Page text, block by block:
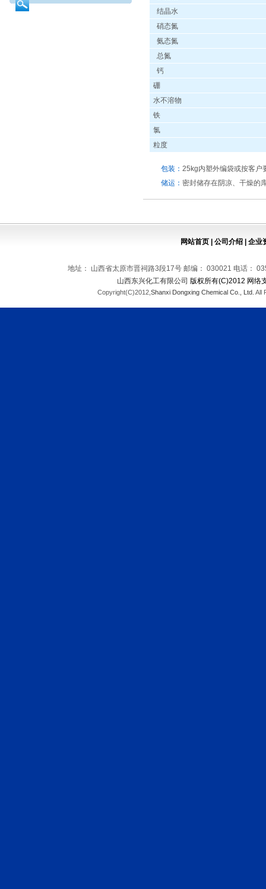
结晶水
硝态氮
氨态氮
总氮
钙
硼
水不溶物
铁
氯
粒度
包装： 25kg内塑外编袋或按客户
储运： 密封储存在阴凉、干燥的
网站首页 公司介绍 企业
地址： 山西省太原市晋祠路3段17号 邮编： 030021 电话：
山西东兴化工有限公司 版权所有(C)2012 网络
Copyright(C)2012, Shanxi Dongxing Chemical Co., Ltd. All